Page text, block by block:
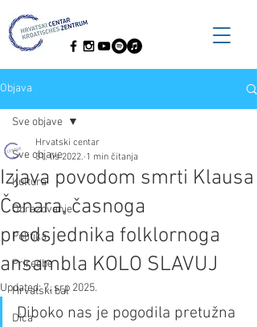
Objava
Sve objave
Kultura
Obrazovanje
Politika
Priredbe
Hrvatski bal
Dica
Sve objave
Izjava povodom smrti Klausa
Čenara, časnoga
predsjednika folklornoga
ansambla KOLO SLAVUJ
Hrvatski centar
31. lis 2022. 1 min čitanja
Updated:7. srp 2025.
Diboko nas je pogodila pretužna